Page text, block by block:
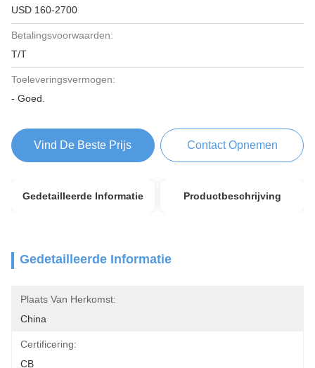
USD 160-2700
Betalingsvoorwaarden:
T/T
Toeleveringsvermogen:
- Goed.
Vind De Beste Prijs Contact Opnemen
Gedetailleerde Informatie Productbeschrijving
Gedetailleerde Informatie
Plaats Van Herkomst:
China
Certificering:
CB